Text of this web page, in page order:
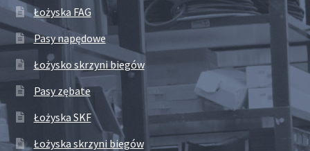
Łożyska FAG
Pasy napędowe
Łożysko skrzyni biegów
Pasy zębate
Łożyska SKF
Łożyska skrzyni biegów